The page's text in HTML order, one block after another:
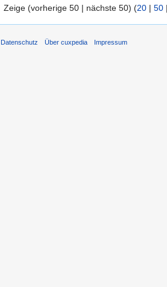
Zeige (vorherige 50 | nächste 50) (20 | 50
Datenschutz Über cuxpedia Impressum